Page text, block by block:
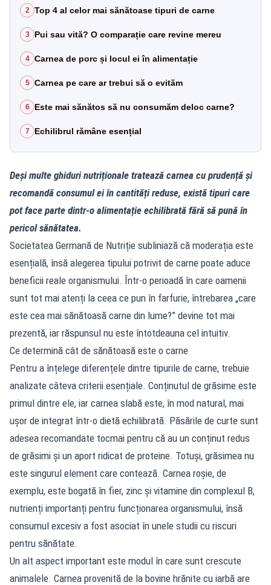
2 Top 4 al celor mai sănătoase tipuri de carne
3 Pui sau vită? O comparație care revine mereu
4 Carnea de porc și locul ei în alimentație
5 Carnea pe care ar trebui să o evităm
6 Este mai sănătos să nu consumăm deloc carne?
7 Echilibrul rămâne esențial
Deși multe ghiduri nutriționale tratează carnea cu prudență și
recomandă consumul ei în cantități reduse, există tipuri care
pot face parte dintr-o alimentație echilibrată fără să pună în
pericol sănătatea.
Societatea Germană de Nutriție subliniază că moderația este
esențială, însă alegerea tipului potrivit de carne poate aduce
beneficii reale organismului. Într-o perioadă în care oamenii
sunt tot mai atenți la ceea ce pun în farfurie, întrebarea „care
este cea mai sănătoasă carne din lume?” devine tot mai
prezentă, iar răspunsul nu este întotdeauna cel intuitiv.
Ce determină cât de sănătoasă este o carne
Pentru a înțelege diferențele dintre tipurile de carne, trebuie
analizate câteva criterii esențiale. Conținutul de grăsime este
primul dintre ele, iar carnea slabă este, în mod natural, mai
ușor de integrat într-o dietă echilibrată. Păsările de curte sunt
adesea recomandate tocmai pentru că au un conținut redus
de grăsimi și un aport ridicat de proteine. Totuși, grăsimea nu
este singurul element care contează. Carnea roșie, de
exemplu, este bogată în fier, zinc și vitamine din complexul B,
nutrienți importanți pentru funcționarea organismului, însă
consumul excesiv a fost asociat în unele studii cu riscuri
pentru sănătate.
Un alt aspect important este modul în care sunt crescute
animalele. Carnea provenită de la bovine hrănite cu iarbă are